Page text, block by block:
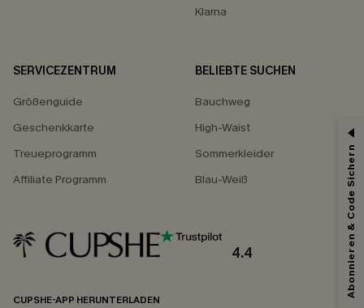
Klarna
SERVICEZENTRUM
Größenguide
Geschenkkarte
Treueprogramm
Affiliate Programm
BELIEBTE SUCHEN
Bauchweg
High-Waist
Sommerkleider
Blau-Weiß
4.4
CUPSHE-APP HERUNTERLADEN
Abonnieren & Code Sichern